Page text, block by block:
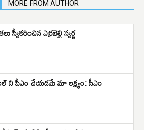
MORE FROM AUTHOR
స్వీకరించిన ఎర్రబెల్లి స్వర్ణ
ని పీఎం చేయడమే మా లక్ష్యం: సీఎం